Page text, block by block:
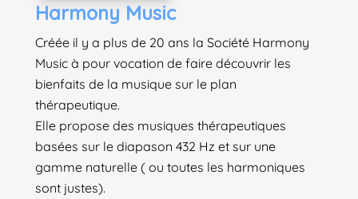
Harmony Music
Créée il y a plus de 20 ans la Société Harmony
Music à pour vocation de faire découvrir les
bienfaits de la musique sur le plan
thérapeutique.
Elle propose des musiques thérapeutiques
basées sur le diapason 432 Hz et sur une
gamme naturelle ( ou toutes les harmoniques
sont justes).